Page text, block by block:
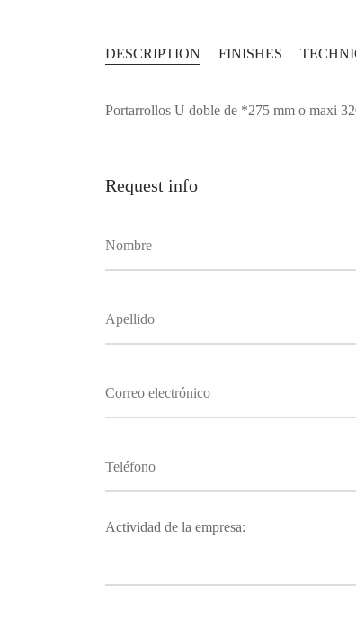
DESCRIPTION FINISHES
Portarrollos U doble de *275 mm o maxi
Request info
Actividad de la empresa: